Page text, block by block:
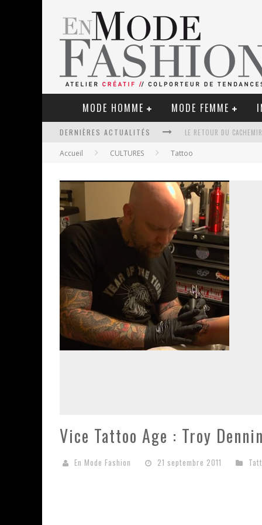
MODE HOMME MODE FEMME
DERNIÈRES ACTUALITÉS
LE RETOUR DU
Accueil CULTURES Tattoo
Vice Tattoo Age : Troy
En Mode Fashion 21 septembre 2011